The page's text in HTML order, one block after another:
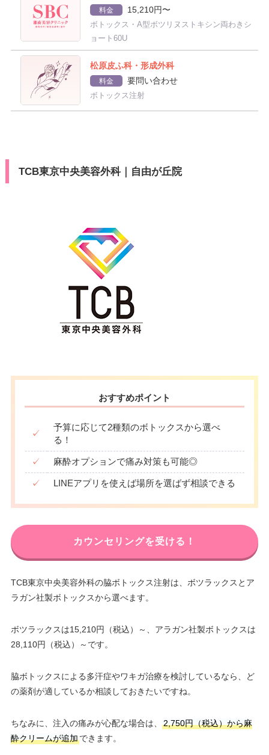
料金 15,210円〜
ボトックス・A型ボツリヌストキシン両わきシ
ョート60U
松原皮ふ科・形成外科
料金 要問い合わせ
ボトックス注射
TCB東京中央美容外科｜自由が丘院
おすすめポイント
✓
予算に応じて2種類のボトックスから選べ
る！
✓ 麻酔オプションで痛み対策も可能◎
✓ LINEアプリを使えば場所を選ばず相談できる
カウンセリングを受ける！
TCB東京中央美容外科の脇ボトックス注射は、ボツラックスとア
ラガン社製ボトックスから選べます。
ボツラックスは15,210円（税込）～、アラガン社製ボトックスは
28,110円（税込）～です。
脇ボトックスによる多汗症やワキガ治療を検討しているなら、ど
の薬剤が適しているか相談しておきたいですね。
ちなみに、注入の痛みが心配な場合は、
2,750円（税込）から麻
酔クリームが追加できます。